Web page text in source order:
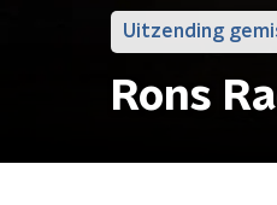
Uitzending
Rons